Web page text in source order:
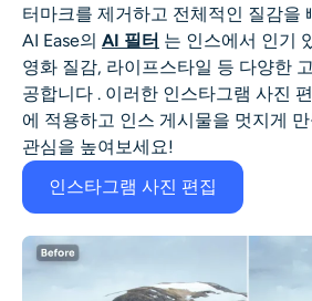
터마크를 제거하고 전체적인 질감을
AI Ease의 AI 필터 는 인스에서 인기
영화 질감, 라이프스타일 등 다양한
공합니다 . 이러한 인스타그램 사진
에 적용하고 인스 게시물을 멋지게
관심을 높여보세요!
인스타그램 사진 편집